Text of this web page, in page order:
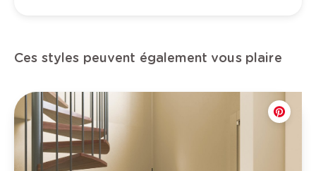
Ces styles peuvent également vous plaire